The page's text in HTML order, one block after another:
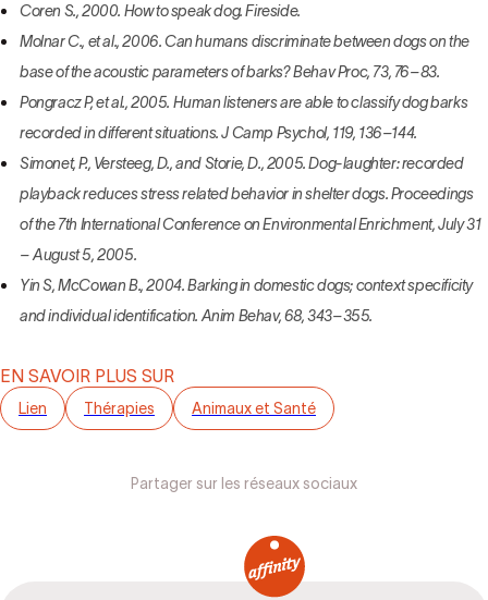
Coren S., 2000. How to speak dog. Fireside.
Molnar C., et al., 2006. Can humans discriminate between dogs on the
base of the acoustic parameters of barks? Behav Proc, 73, 76–83.
Pongracz P, et al., 2005. Human listeners are able to classify dog barks
recorded in different situations. J Camp Psychol, 119, 136–144.
Simonet, P., Versteeg, D., and Storie, D., 2005. Dog-laughter: recorded
playback reduces stress related behavior in shelter dogs. Proceedings
of the 7th International Conference on Environmental Enrichment, July 31
– August 5, 2005.
Yin S, McCowan B., 2004. Barking in domestic dogs; context specificity
and individual identification. Anim Behav, 68, 343–355.
EN SAVOIR PLUS SUR
Lien Thérapies Animaux et Santé
Partager sur les réseaux sociaux